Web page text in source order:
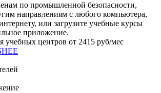
по промышленной безопасности,
направлениям с любого компьютера,
или загрузите учебные курсы
приложение.
учебных центров от 2415 руб/мес